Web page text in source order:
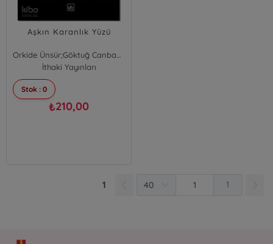
Aşkın Karanlık Yüzü
Orkide Ünsür;Göktuğ Canbaba;Hakan Bıçakcı ;Galip Dursun
Göktuğ Canbaba
Hakan Bıçakcı
Orkide Ünsür
Galip Dursun
İthaki Yayınları
Stok : 0
₺210,00
1 1